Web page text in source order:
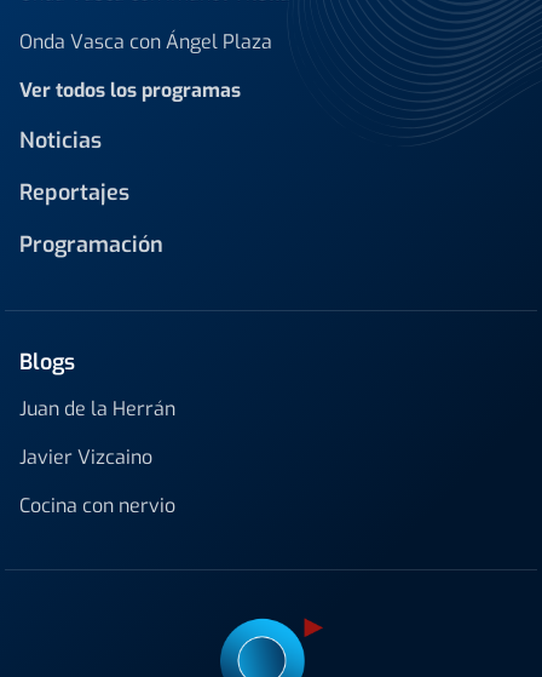
Onda Vasca con Ángel Plaza
Ver todos los programas
Noticias
Reportajes
Programación
Blogs
Juan de la Herrán
Javier Vizcaino
Cocina con nervio